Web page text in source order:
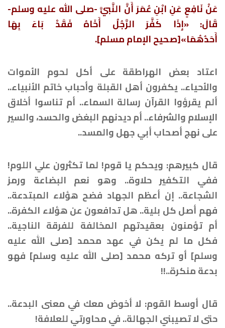
عَنْ نَافِعٍ عَنِ ابْنِ عُمَرَ أَنَّ النَّبيَّ -صلى الله عليه وسلم-
قَالَ: «إِذَا كَفَّرَ الرَّجُلُ أَخَاهُ فَقَدْ بَاءَ بِهَا
أَحَدُهُمَا»[صحيح الإمام مسلم].
اعتاد بعض الهراطقة على أكل لحوم الأموات
والأحياء.. يكفرون أهل القبلة وأحباب خاتم الأنبياء..
ألم يقرؤوا القرآن رسالة السماء.. أم تناسوا أخلاق
الإسلام والشرفاء.. أم ديدنهم البغض والحسد، والسير
على نهج أصحاب أبي جهل والمسد..
قال كبيرهم: ويحكم يا قوم! لما تكثرون علي اللوم!
ففي التكفير حلاوة.. وهو نعم البضاعة ورمز
الشجاعة.. إن أعظم الجهاد فضح هؤلاء المبتدعة..
فهم أصل كل بلية.. هل تدافعون عن هؤلاء الكفرة..
أم تؤمنون بعقيدتهم المخالفة للفرقة الناجية..
فكل ما لم يكن في عهد محمد [صلى الله عليه
وسلم] أو تركه محمد [صلى الله عليه وسلم] فهو
بدعة منكرة..!!
قال أوسط القوم: لا أخوض معك في معنى البدعة..
حتى لا تصيبني الجهالة.. في محاورتي للعلافة!